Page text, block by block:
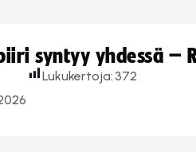
syntyy yhdessä –
Lukukertoja: 372